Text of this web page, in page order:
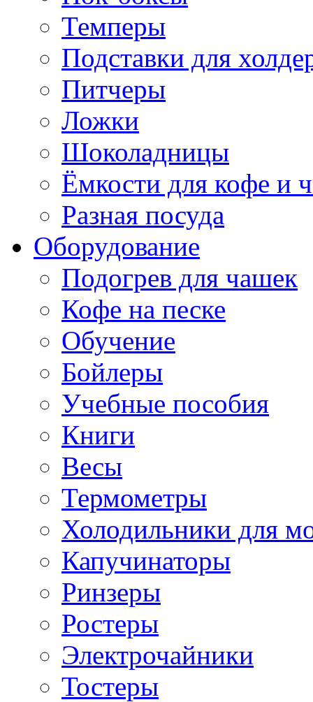
Темперы
Подставки для
Питчеры
Ложки
Шоколадницы
Ёмкости для кофе и
Разная посуда
Оборудование
Подогрев для чашек
Кофе на песке
Обучение
Бойлеры
Учебные пособия
Книги
Весы
Термометры
Холодильники для
Капучинаторы
Ринзеры
Ростеры
Электрочайники
Тостеры